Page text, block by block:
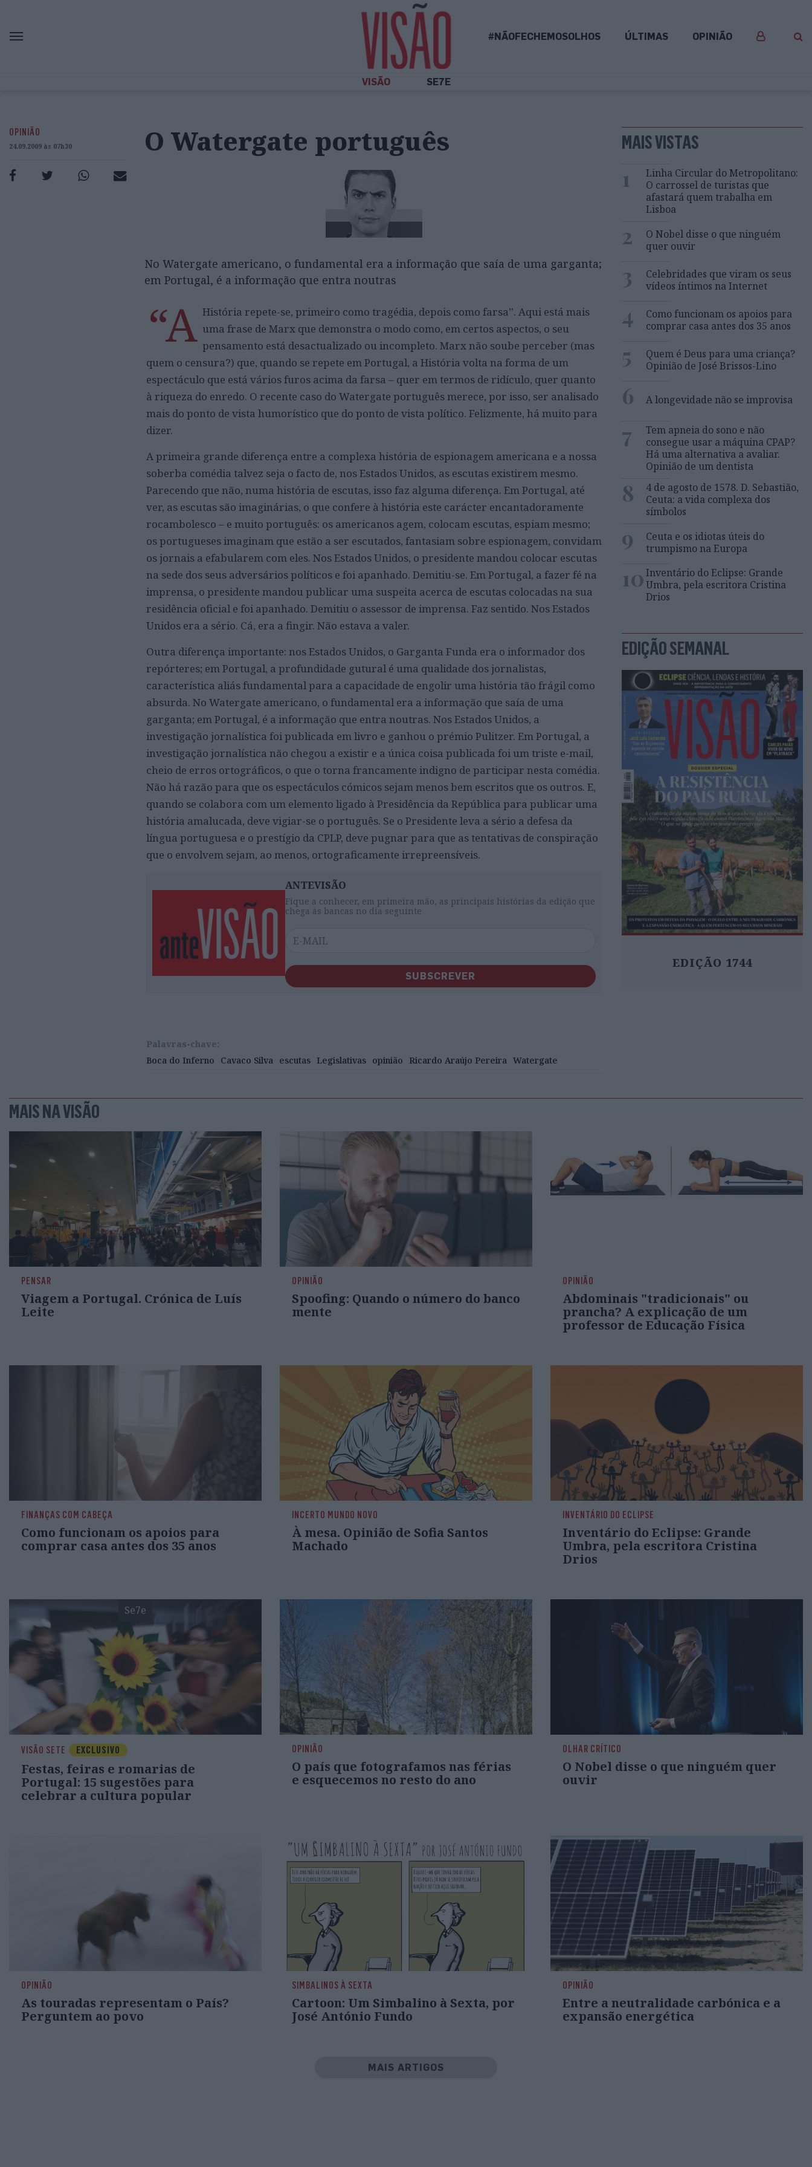
#NÃOFECHEMOSOLHOS ÚLTIMAS OPINIÃO
VISÃO SE7E
OPINIÃO
24.09.2009 às 07h30 O Watergate português
No Watergate americano, o fundamental era a informação que saía de uma garganta;
em Portugal, é a informação que entra noutras
“A História repete-se, primeiro como tragédia, depois como farsa”. Aqui está mais
uma frase de Marx que demonstra o modo como, em certos aspectos, o seu
pensamento está desactualizado ou incompleto. Marx não soube perceber (mas
quem o censura?) que, quando se repete em Portugal, a História volta na forma de um
espectáculo que está vários furos acima da farsa – quer em termos de ridículo, quer quanto
à riqueza do enredo. O recente caso do Watergate português merece, por isso, ser analisado
mais do ponto de vista humorístico que do ponto de vista político. Felizmente, há muito para
dizer.
A primeira grande diferença entre a complexa história de espionagem americana e a nossa
soberba comédia talvez seja o facto de, nos Estados Unidos, as escutas existirem mesmo.
Parecendo que não, numa história de escutas, isso faz alguma diferença. Em Portugal, até
ver, as escutas são imaginárias, o que confere à história este carácter encantadoramente
rocambolesco – e muito português: os americanos agem, colocam escutas, espiam mesmo;
os portugueses imaginam que estão a ser escutados, fantasiam sobre espionagem, convidam
os jornais a efabularem com eles. Nos Estados Unidos, o presidente mandou colocar escutas
na sede dos seus adversários políticos e foi apanhado. Demitiu-se. Em Portugal, a fazer fé na
imprensa, o presidente mandou publicar uma suspeita acerca de escutas colocadas na sua
residência oficial e foi apanhado. Demitiu o assessor de imprensa. Faz sentido. Nos Estados
Unidos era a sério. Cá, era a fingir. Não estava a valer.
Outra diferença importante: nos Estados Unidos, o Garganta Funda era o informador dos
repórteres; em Portugal, a profundidade gutural é uma qualidade dos jornalistas,
característica aliás fundamental para a capacidade de engolir uma história tão frágil como
absurda. No Watergate americano, o fundamental era a informação que saía de uma
garganta; em Portugal, é a informação que entra noutras. Nos Estados Unidos, a
investigação jornalística foi publicada em livro e ganhou o prémio Pulitzer. Em Portugal, a
investigação jornalística não chegou a existir e a única coisa publicada foi um triste e-mail,
cheio de erros ortográficos, o que o torna francamente indigno de participar nesta comédia.
Não há razão para que os espectáculos cómicos sejam menos bem escritos que os outros. E,
quando se colabora com um elemento ligado à Presidência da República para publicar uma
história amalucada, deve vigiar-se o português. Se o Presidente leva a sério a defesa da
língua portuguesa e o prestígio da CPLP, deve pugnar para que as tentativas de conspiração
que o envolvem sejam, ao menos, ortograficamente irrepreensíveis.
ANTEVISÃO
Fique a conhecer, em primeira mão, as principais histórias da edição que
chega às bancas no dia seguinte
SUBSCREVER
Palavras-chave:
Boca do Inferno
Cavaco Silva escutas Legislativas opinião Ricardo Araújo Pereira Watergate
MAIS VISTAS
1
Linha Circular do Metropolitano:
O carrossel de turistas que
afastará quem trabalha em
Lisboa
2
O Nobel disse o que ninguém
quer ouvir
3
Celebridades que viram os seus
vídeos íntimos na Internet
4
Como funcionam os apoios para
comprar casa antes dos 35 anos
5
Quem é Deus para uma criança?
Opinião de José Brissos-Lino
6 A longevidade não se improvisa
7
Tem apneia do sono e não
consegue usar a máquina CPAP?
Há uma alternativa a avaliar.
Opinião de um dentista
8
4 de agosto de 1578. D. Sebastião,
Ceuta: a vida complexa dos
símbolos
9
Ceuta e os idiotas úteis do
trumpismo na Europa
10Inventário do Eclipse: Grande
Umbra, pela escritora Cristina
Drios
EDIÇÃO SEMANAL
EDIÇÃO 1744
MAIS NA VISÃO
PENSAR
Viagem a Portugal. Crónica de Luís
Leite
OPINIÃO
Spoofing: Quando o número do banco
mente
OPINIÃO
Abdominais "tradicionais" ou
prancha? A explicação de um
professor de Educação Física
FINANÇAS COM CABEÇA
Como funcionam os apoios para
comprar casa antes dos 35 anos
INCERTO MUNDO NOVO
À mesa. Opinião de Sofia Santos
Machado
INVENTÁRIO DO ECLIPSE
Inventário do Eclipse: Grande
Umbra, pela escritora Cristina
Drios
Se7e
VISÃO SETE EXCLUSIVO
Festas, feiras e romarias de
Portugal: 15 sugestões para
celebrar a cultura popular
OPINIÃO
O país que fotografamos nas férias
e esquecemos no resto do ano
OLHAR CRÍTICO
O Nobel disse o que ninguém quer
ouvir
OPINIÃO
As touradas representam o País?
Perguntem ao povo
SIMBALINOS À SEXTA
Cartoon: Um Simbalino à Sexta, por
José António Fundo
OPINIÃO
Entre a neutralidade carbónica e a
expansão energética
MAIS ARTIGOS